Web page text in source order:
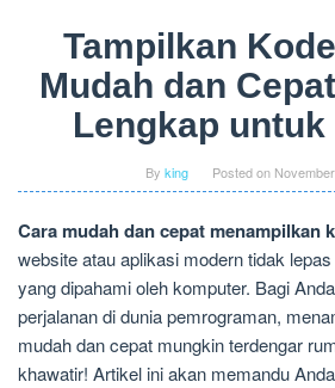
Tampilkan
Mudah dan
Lengkap untuk
By king Posted on
Cara mudah dan cepat menampilkan
website atau aplikasi modern tidak
yang dipahami oleh komputer. Bagi
perjalanan di dunia pemrograman,
mudah dan cepat mungkin terdengar
khawatir! Artikel ini akan memandu